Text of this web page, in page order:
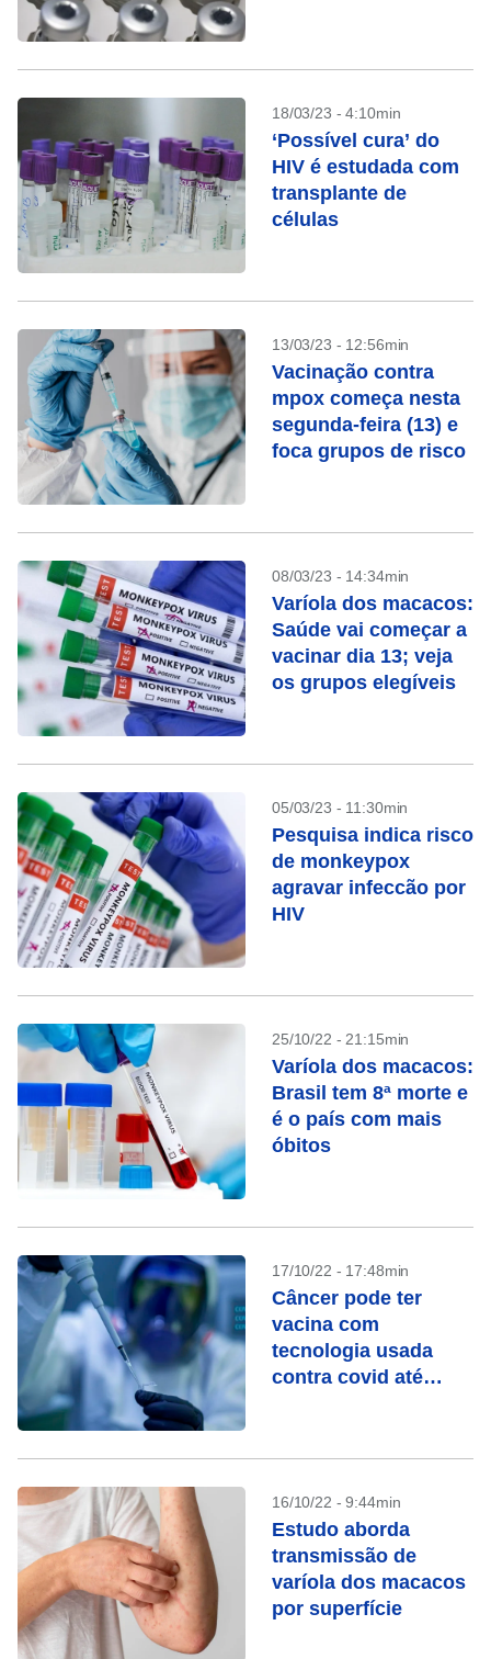
18/03/23 - 4:10min
‘Possível cura’ do
HIV é estudada com
transplante de
células
13/03/23 - 12:56min
Vacinação contra
mpox começa nesta
segunda-feira (13) e
foca grupos de risco
08/03/23 - 14:34min
Varíola dos macacos:
Saúde vai começar a
vacinar dia 13; veja
os grupos elegíveis
05/03/23 - 11:30min
Pesquisa indica risco
de monkeypox
agravar infeccão por
HIV
25/10/22 - 21:15min
Varíola dos macacos:
Brasil tem 8ª morte e
é o país com mais
óbitos
17/10/22 - 17:48min
Câncer pode ter
vacina com
tecnologia usada
contra covid até
16/10/22 - 9:44min
Estudo aborda
transmissão de
varíola dos macacos
por superfície